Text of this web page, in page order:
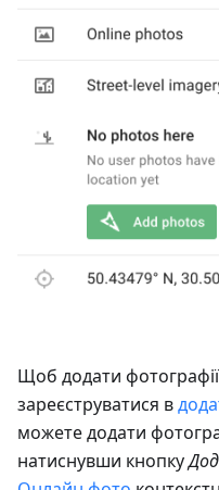
Щоб додати
зареєструватися в
можете додати
натиснувши кнопку